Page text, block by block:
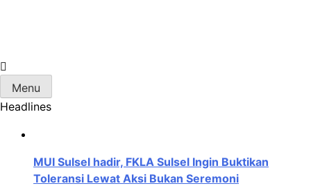
MUI Sulawesi Selatan
Menu
Headlines
MUI Sulsel hadir, FKLA Sulsel Ingin Buktikan
Toleransi Lewat Aksi Bukan Seremoni